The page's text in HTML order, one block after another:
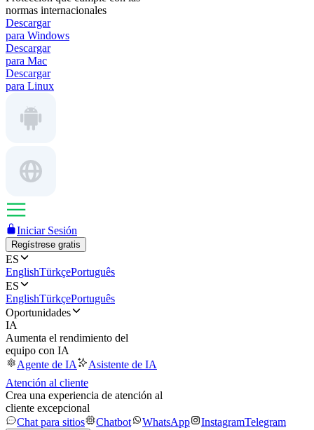
normas internacionales
Descargar
para Windows
Descargar
para Mac
Descargar
para Linux
Iniciar Sesión
Regístrese gratis
ES
EnglishTürkçePortuguês
ES
EnglishTürkçePortuguês
Oportunidades
IA
Aumenta el rendimiento del
equipo con IA
Agente de IA
Asistente de IA
Atención al cliente
Crea una experiencia de atención al
cliente excepcional
Chat para sitios
Chatbot WhatsApp InstagramTelegram